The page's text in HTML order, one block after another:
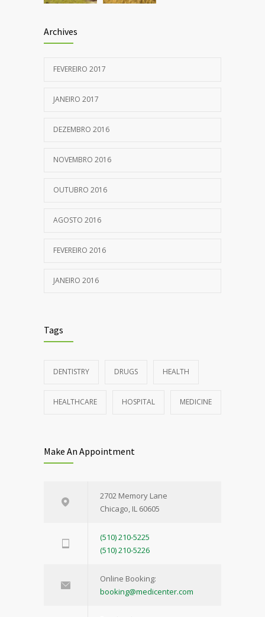
Archives
FEVEREIRO 2017
JANEIRO 2017
DEZEMBRO 2016
NOVEMBRO 2016
OUTUBRO 2016
AGOSTO 2016
FEVEREIRO 2016
JANEIRO 2016
Tags
DENTISTRY DRUGS HEALTH
HEALTHCARE HOSPITAL MEDICINE
Make An Appointment
2702 Memory Lane
Chicago, IL 60605
(510) 210-5225
(510) 210-5226
Online Booking:
booking@medicenter.com